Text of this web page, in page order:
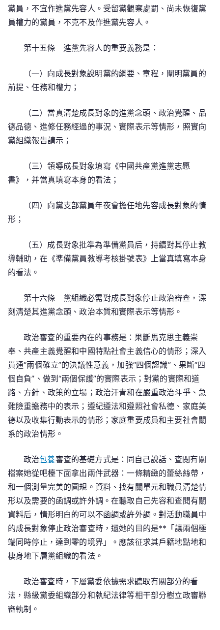
黨員，不宜作進黨先容人。受留黨觀察處罰、尚未恢復黨
員權力的黨員，不克不及作進黨先容人。
第十五條 進黨先容人的重要義務是：
（一）向成長對象說明黨的綱要、章程，闡明黨員的
前提、任務和權力；
（二）當真清楚成長對象的進黨念頭、政治覺醒、品
德品德、進修任務經過的事況、實際表示等情形，照實向
黨組織報告請示；
（三）領導成長對象填寫《中國共產黨進黨志愿
書》，并當真填寫本身的看法；
（四）向黨支部黨員年夜會擔任地先容成長對象的情
形；
（五）成長對象批準為準備黨員后，持續對其停止教
導輔助，在《準備黨員教導考核掛號表》上當真填寫本身
的看法。
第十六條 黨組織必需對成長對象停止政治審查，深
刻清楚其進黨念頭、政治本質和實際表示等情形。
政治審查的重要內在的事務是：果斷馬克思主義崇
奉、共產主義覺醒和中國特點社會主義信心的情形；深入
貫通“兩個確立”的決議性意義，加強“四個認識”、果斷“四
個自負”、做到“兩個保護”的實際表示；對黨的實際和道
路、方針、政策的立場；政治汗青和在嚴重政治斗爭、急
難險重擔務中的表示；遵紀遵法和遵照社會私德、家庭美
德以及收集行動表示的情形；家庭重要成員和主要社會關
系的政治情形。
政治包養審查的基礎方式是：同自己說話、查閱有關
檔案她從吧檯下面拿出兩件武器：一條精緻的蕾絲絲帶，
和一個測量完美的圓規。資料、找有關單元和職員清楚情
形以及需要的函調或許外調。在聽取自己先容和查閱有關
資料后，情形明白的可以不函調或許外調。對活動職員中
的成長對象停止政治審查時，還她的目的是**「讓兩個極
端同時停止，達到零的境界」。應該征求其戶籍地點地和
棲身地下層黨組織的看法。
政治審查時，下層黨委依據需求聽取有關部分的看
法，縣級黨委組織部分和執紀法律等相干部分樹立政審聯
審軌制。